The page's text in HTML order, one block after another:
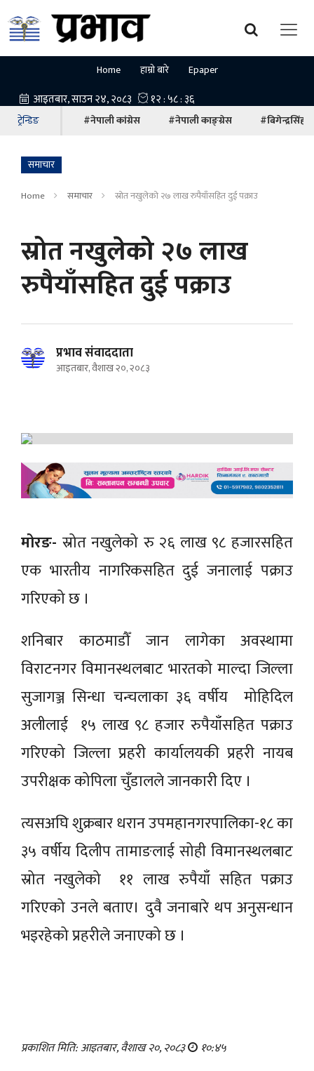
Home हाम्रो बारे Epaper
ट्रेन्डिङ #नेपाली कांग्रेस #नेपाली काङ्ग्रेस #बिगेन्द्रसिंह
समाचार
Home समाचार स्रोत नखुलेको २७ लाख रुपैयाँसहित दुई पक्राउ
स्रोत नखुलेको २७ लाख
रुपैयाँसहित दुई पक्राउ
प्रभाव संवाददाता
आइतबार, वैशाख २०, २०८३
मोरङ- स्रोत नखुलेको रु २६ लाख ९८ हजारसहित
एक भारतीय नागरिकसहित दुई जनालाई पक्राउ
गरिएको छ ।
शनिबार काठमाडौँ जान लागेका अवस्थामा
विराटनगर विमानस्थलबाट भारतको माल्दा जिल्ला
सुजागञ्ज सिन्धा चन्चलाका ३६ वर्षीय मोहिदिल
अलीलाई १५ लाख ९८ हजार रुपैयाँसहित पक्राउ
गरिएको जिल्ला प्रहरी कार्यालयकी प्रहरी नायब
उपरीक्षक कोपिला चुँडालले जानकारी दिए ।
त्यसअघि शुक्रबार धरान उपमहानगरपालिका-१८ का
३५ वर्षीय दिलीप तामाङलाई सोही विमानस्थलबाट
स्रोत नखुलेको ११ लाख रुपैयाँ सहित पक्राउ
गरिएको उनले बताए। दुवै जनाबारे थप अनुसन्धान
भइरहेको प्रहरीले जनाएको छ ।
प्रकाशित मिति: आइतबार, वैशाख २०, २०८३ १०:४५